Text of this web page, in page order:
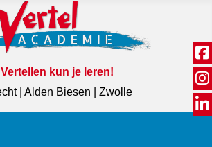
Vertellen kun je leren!
| Alden Biesen | Zwolle